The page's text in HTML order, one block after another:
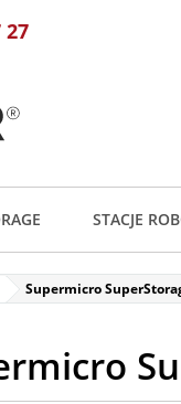
27
STACJE
Supermicro